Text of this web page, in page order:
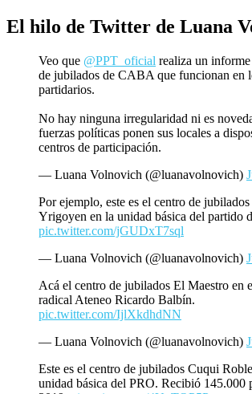
El hilo de Twitter de Luana
Veo que @PPT_oficial realiza un
de jubilados de CABA que funcionan en
partidarios.
No hay ninguna irregularidad ni es
fuerzas políticas ponen sus locales a
centros de participación.
— Luana Volnovich (@luanavolnovich)
Por ejemplo, este es el centro de
Yrigoyen en la unidad básica del partido
pic.twitter.com/jGUDxT7sql
— Luana Volnovich (@luanavolnovich)
Acá el centro de jubilados El Maestro en
radical Ateneo Ricardo Balbín.
pic.twitter.com/IjlXkdhdNN
— Luana Volnovich (@luanavolnovich)
Este es el centro de jubilados Cuqui
unidad básica del PRO. Recibió 145.000